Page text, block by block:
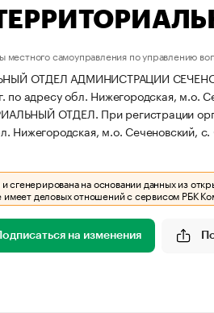
местного самоуправления по управлению
ОТДЕЛ АДМИНИСТРАЦИИ
адресу обл. Нижегородская, м.о.
ОТДЕЛ. При регистрации
Нижегородская, м.о. Сеченовский, с.
на основании данных из
имеет деловых отношений с сервисом РБК
на изменения